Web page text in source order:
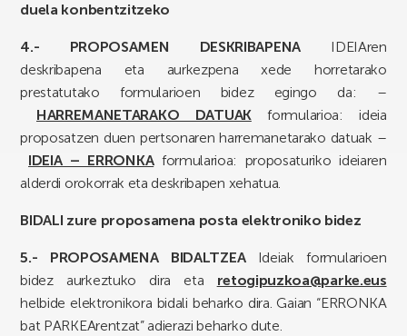
duela konbentzitzeko
4.- PROPOSAMEN DESKRIBAPENAIDEIAren
deskribapena eta aurkezpena xede horretarako
prestatutako formularioen bidez egingo da: –
HARREMANETARAKO DATUAKformularioa: ideia
proposatzen duen pertsonaren harremanetarako datuak –
IDEIA – ERRONKAformularioa: proposaturiko ideiaren
alderdi orokorrak eta deskribapen xehatua.
BIDALI zure proposamena posta elektroniko bidez
5.- PROPOSAMENA BIDALTZEAIdeiak formularioen
bidez aurkeztuko dira eta retogipuzkoa@parke.eus
helbide elektronikora bidali beharko dira. Gaian “ERRONKA
bat PARKEArentzat” adierazi beharko dute.